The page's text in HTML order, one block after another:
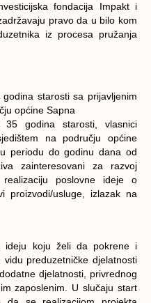
fondacija Impakt i
pravo da u bilo kom
iz procesa pružanja
starosti sa prijavljenim
općine Sapna
godina starosti, vlasnici
na području općine
periodu do godinu dana od
zainteresovani za razvoj
poslovne ideje o
proizvodi/usluge, izlazak na
ideju koju želi da pokrene i
preduzetničke djelatnosti
djelatnosti, privrednog
zaposlenim. U slučaju start